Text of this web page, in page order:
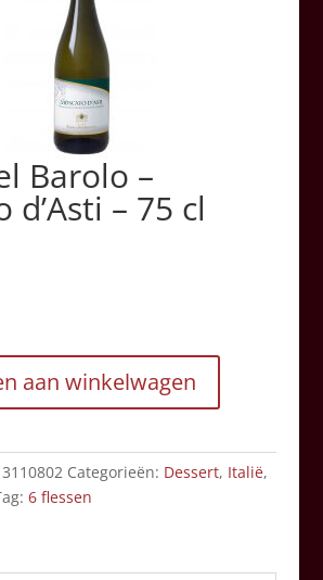
Barolo –
d’Asti – 75 cl
aan winkelwagen
3110802 Categorieën: Dessert, Italië,
6 flessen